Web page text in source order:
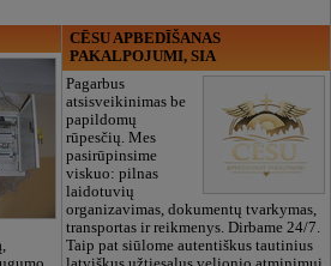
CĒSU APBEDĪŠANAS
PAKALPOJUMI, SIA
Pagarbus
atsisveikinimas be
papildomų
rūpesčių. Mes
pasirūpinsime
viskuo: pilnas
laidotuvių
organizavimas, dokumentų tvarkymas,
transportas ir reikmenys. Dirbame 24/7.
Taip pat siūlome autentiškus tautinius